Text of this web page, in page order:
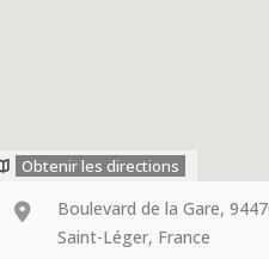
Obtenir les directions
Boulevard de la Gare,
Saint-Léger, France